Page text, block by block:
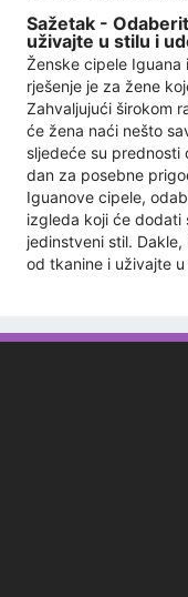
Sažetak -
uživajte u stilu i
Ženske cipele Iguana
rješenje je za žene
Zahvaljujući širokom
će žena naći nešto
sljedeće su prednosti
dan za posebne
Iguanove cipele,
izgleda koji će dodati
jedinstveni stil.
od tkanine i uživajte